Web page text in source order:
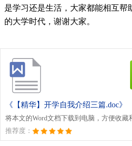
是学习还是生活，大家都能相互帮
的大学时代，谢谢大家。
《【精华】开学自我介绍三篇.doc》
将本文的Word文档下载到电脑，方便收藏
推荐度：